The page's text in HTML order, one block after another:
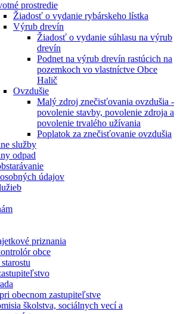
prostredie
Žiadosť o vydanie rybárskeho lístka
Výrub drevín
Žiadosť o vydanie súhlasu na výrub
drevín
Podnet na výrub drevín rastúcich na
pozemkoch vo vlastníctve Obce
Halič
Ovzdušie
Malý zdroj znečisťovania ovzdušia -
povolenie stavby, povolenie zdroja a
povolenie trvalého užívania
Poplatok za znečisťovanie ovzdušia
služby
odpad
údajov
priznania
obce
obecnom zastupiteľstve
školstva, sociálnych vecí a